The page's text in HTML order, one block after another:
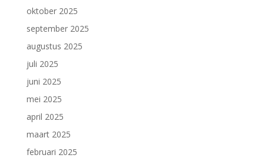
oktober 2025
september 2025
augustus 2025
juli 2025
juni 2025
mei 2025
april 2025
maart 2025
februari 2025